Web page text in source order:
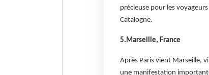
précieuse pour les
Catalogne.
5.Marseille, France
Après Paris vient Marseille,
une manifestation